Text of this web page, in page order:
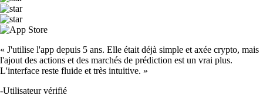
« J'utilise l'app depuis 5 ans. Elle était déjà simple et axée crypto, mais
l'ajout des actions et des marchés de prédiction est un vrai plus.
L'interface reste fluide et très intuitive. »
-Utilisateur vérifié